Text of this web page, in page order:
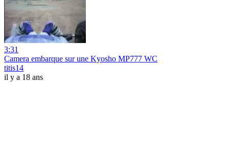
3:31
Camera embarque sur une Kyosho MP777 WC
titis14
il y a 18 ans